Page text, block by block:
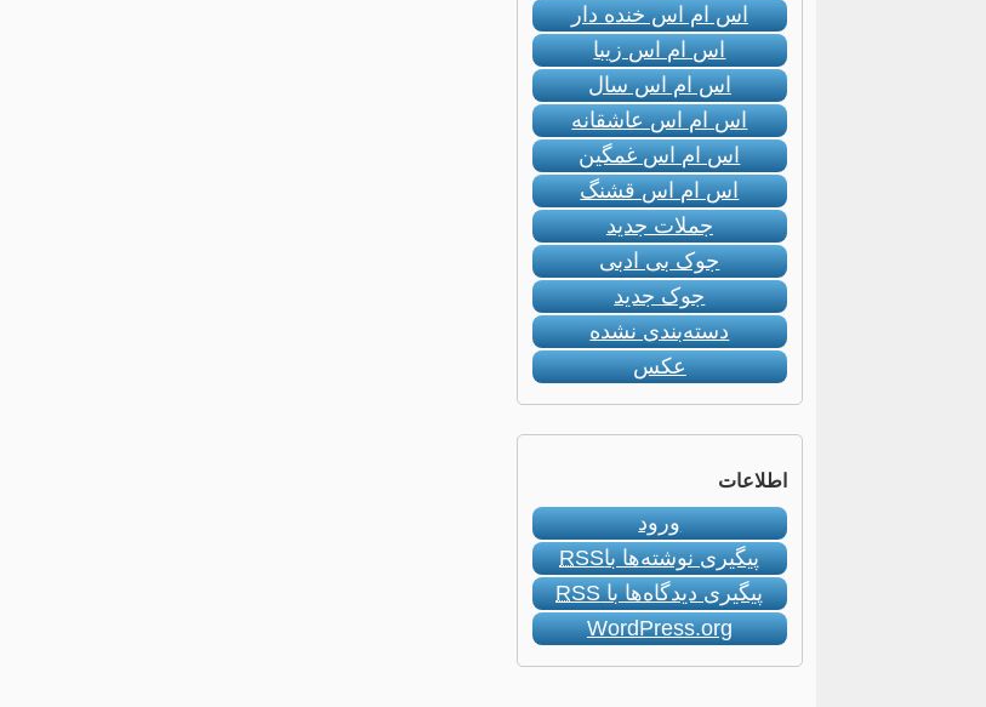
اس ام اس خنده دار
اس ام اس زیبا
اس ام اس سال
اس ام اس عاشقانه
اس ام اس غمگین
اس ام اس قشنگ
جملات جدید
جوک بی ادبی
جوک جدید
دسته‌بندی نشده
عکس
اطلاعات
ورود
پیگیری نوشته‌ها باRSS
پیگیری دیدگاه‌ها باRSS
WordPress.org